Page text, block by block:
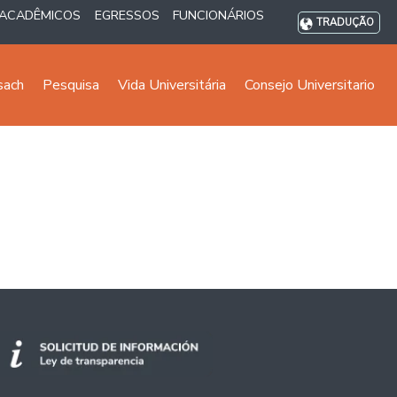
EGRESSOS FUNCIONÁRIOS TRADUÇÃO
Pesquisa Vida Universitária Consejo Universitario